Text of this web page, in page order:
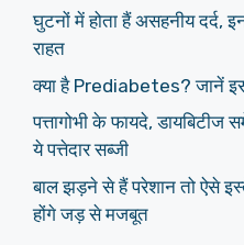
घुटनों में होता हैं असहनीय दर्द,
राहत
क्या है Prediabetes? जानें
पत्तागोभी के फायदे, डायबिटीज
ये पत्तेदार सब्जी
बाल झड़ने से हैं परेशान तो ऐसे
होंगे जड़ से मजबूत